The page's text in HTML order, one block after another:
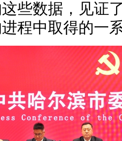
些数据，见证
程中取得的一